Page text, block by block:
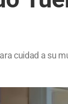
cuidad a su